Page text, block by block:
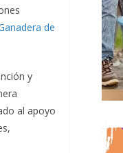
de
y
al apoyo